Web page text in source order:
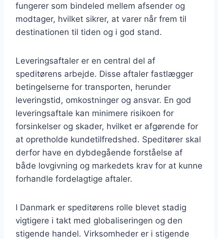
fungerer som bindeled mellem afsender og
modtager, hvilket sikrer, at varer når frem til
destinationen til tiden og i god stand.
Leveringsaftaler er en central del af
speditørens arbejde. Disse aftaler fastlægger
betingelserne for transporten, herunder
leveringstid, omkostninger og ansvar. En god
leveringsaftale kan minimere risikoen for
forsinkelser og skader, hvilket er afgørende for
at opretholde kundetilfredshed. Speditører skal
derfor have en dybdegående forståelse af
både lovgivning og markedets krav for at kunne
forhandle fordelagtige aftaler.
I Danmark er speditørens rolle blevet stadig
vigtigere i takt med globaliseringen og den
stigende handel. Virksomheder er i stigende